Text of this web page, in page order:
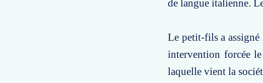
de langue italienne.
Le petit-fils a assigné
intervention forcée
laquelle vient la